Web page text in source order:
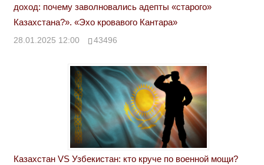
доход: почему заволновались адепты «старого»
Казахстана?». «Эхо кровавого Кантара»
28.01.2025 12:00 43496
Казахстан VS Узбекистан: кто круче по военной мощи?